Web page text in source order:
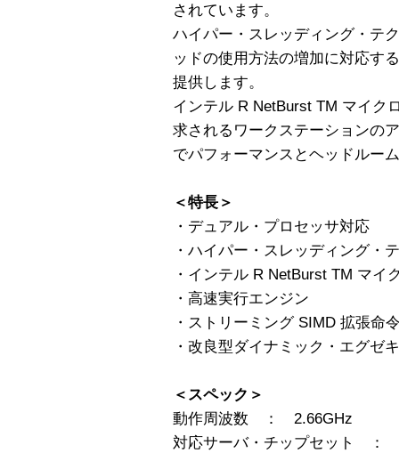
されています。
ハイパー・スレッディング・テ
ッドの使用方法の増加に対応す
提供します。
インテル R NetBurst TM マイク
求されるワークステーションの
でパフォーマンスとヘッドルー
＜特長＞
・デュアル・プロセッサ対応
・ハイパー・スレッディング・
・インテル R NetBurst TM マイ
・高速実行エンジン
・ストリーミング SIMD 拡張命
・改良型ダイナミック・エグゼ
＜スペック＞
動作周波数 ： 2.66GHz
対応サーバ・チップセット ：